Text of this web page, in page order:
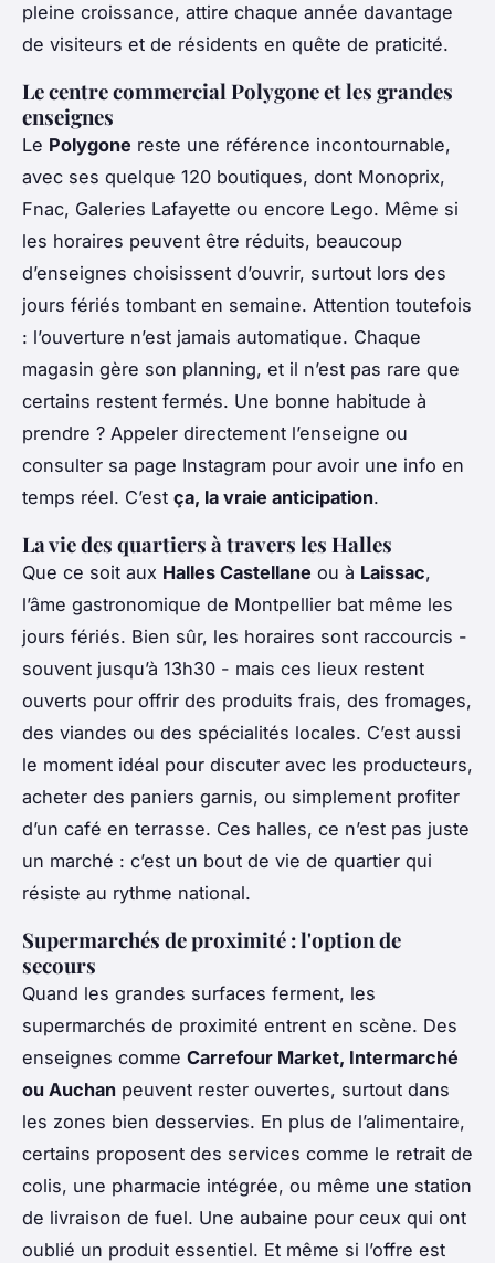
pleine croissance, attire chaque année davantage
de visiteurs et de résidents en quête de praticité.
Le centre commercial Polygone et les grandes
enseignes
Le Polygone reste une référence incontournable,
avec ses quelque 120 boutiques, dont Monoprix,
Fnac, Galeries Lafayette ou encore Lego. Même si
les horaires peuvent être réduits, beaucoup
d’enseignes choisissent d’ouvrir, surtout lors des
jours fériés tombant en semaine. Attention toutefois
: l’ouverture n’est jamais automatique. Chaque
magasin gère son planning, et il n’est pas rare que
certains restent fermés. Une bonne habitude à
prendre ? Appeler directement l’enseigne ou
consulter sa page Instagram pour avoir une info en
temps réel. C’est ça, la vraie anticipation.
La vie des quartiers à travers les Halles
Que ce soit aux Halles Castellane ou à Laissac,
l’âme gastronomique de Montpellier bat même les
jours fériés. Bien sûr, les horaires sont raccourcis -
souvent jusqu’à 13h30 - mais ces lieux restent
ouverts pour offrir des produits frais, des fromages,
des viandes ou des spécialités locales. C’est aussi
le moment idéal pour discuter avec les producteurs,
acheter des paniers garnis, ou simplement profiter
d’un café en terrasse. Ces halles, ce n’est pas juste
un marché : c’est un bout de vie de quartier qui
résiste au rythme national.
Supermarchés de proximité : l'option de
secours
Quand les grandes surfaces ferment, les
supermarchés de proximité entrent en scène. Des
enseignes comme Carrefour Market, Intermarché
ou Auchan peuvent rester ouvertes, surtout dans
les zones bien desservies. En plus de l’alimentaire,
certains proposent des services comme le retrait de
colis, une pharmacie intégrée, ou même une station
de livraison de fuel. Une aubaine pour ceux qui ont
oublié un produit essentiel. Et même si l’offre est